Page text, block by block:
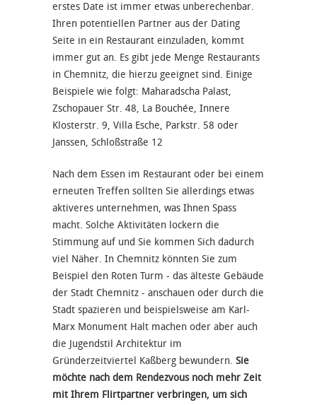
erstes Date ist immer etwas unberechenbar.
Ihren potentiellen Partner aus der Dating
Seite in ein Restaurant einzuladen, kommt
immer gut an. Es gibt jede Menge Restaurants
in Chemnitz, die hierzu geeignet sind. Einige
Beispiele wie folgt: Maharadscha Palast,
Zschopauer Str. 48, La Bouchée, Innere
Klosterstr. 9, Villa Esche, Parkstr. 58 oder
Janssen, Schloßstraße 12
Nach dem Essen im Restaurant oder bei einem
erneuten Treffen sollten Sie allerdings etwas
aktiveres unternehmen, was Ihnen Spass
macht. Solche Aktivitäten lockern die
Stimmung auf und Sie kommen Sich dadurch
viel Näher. In Chemnitz könnten Sie zum
Beispiel den Roten Turm - das älteste Gebäude
der Stadt Chemnitz - anschauen oder durch die
Stadt spazieren und beispielsweise am Karl-
Marx Monument Halt machen oder aber auch
die Jugendstil Architektur im
Gründerzeitviertel Kaßberg bewundern. Sie
möchte nach dem Rendezvous noch mehr Zeit
mit Ihrem Flirtpartner verbringen, um sich